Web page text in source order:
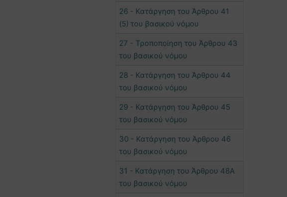
26 - Κατάργηση του Άρθρου 41
(5) του βασικού νόμου
27 - Τροποποίηση του Άρθρου 43
του βασικού νόμου
28 - Κατάργηση του Άρθρου 44
του βασικού νόμου
29 - Κατάργηση του Άρθρου 45
του βασικού νόμου
30 - Κατάργηση του Άρθρου 46
του βασικού νόμου
31 - Κατάργηση του Άρθρου 48Α
του βασικού νόμου